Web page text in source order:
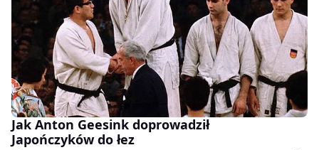
Jak Anton Geesink doprowadził
Japończyków do łez